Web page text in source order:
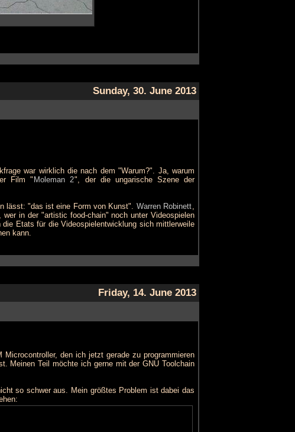
Sunday, 30. June 2013
war wirklich die nach dem "Warum?". Ja, warum
Film " Moleman 2", der die ungarische Szene der
lässt: "das ist eine Form von Kunst". Warren Robinett
in der "artistic food-chain" noch unter Videospielen
Etats für die Videospielentwicklung sich mittlerweile
kann.
Friday, 14. June 2013
den ich jetzt gerade zu programmieren
Meinen Teil möchte ich gerne mit der GNU Toolchain
so schwer aus. Mein größtes Problem ist dabei das